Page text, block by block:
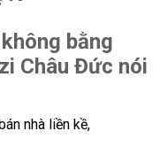
bằng
Châu Đức nói